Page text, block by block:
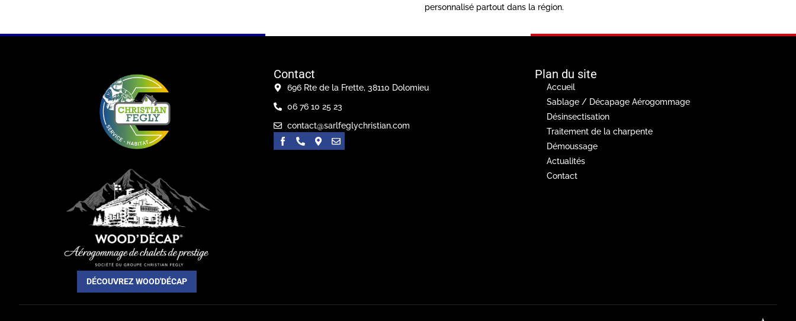
personnalisé partout dans la région.
DÉCOUVREZ WOOD'DÉCAP
Contact
696 Rte de la Frette, 38110 Dolomieu
06 76 10 25 23
contact@sarlfeglychristian.com
Plan du site
Accueil
Sablage / Décapage Aérogommage
Désinsectisation
Traitement de la charpente
Démoussage
Actualités
Contact